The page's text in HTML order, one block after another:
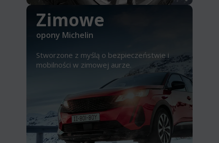
Zimowe
opony Michelin
Stworzone z myślą o bezpieczeństwie i
mobilności w zimowej aurze.